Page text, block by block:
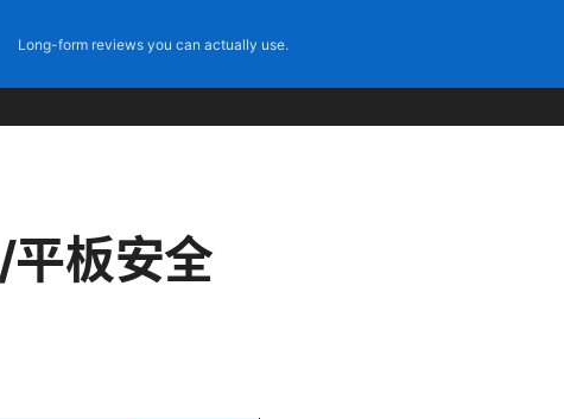
Long-form reviews you can actually use.
板安全